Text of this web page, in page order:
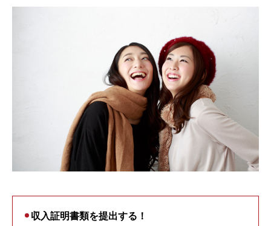
収入証明書類を提出する！